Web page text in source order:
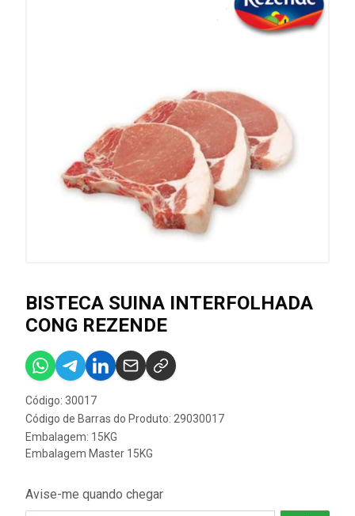
BISTECA SUINA INTERFOLHADA
CONG REZENDE
Código: 30017
Código de Barras do Produto: 29030017
Embalagem: 15KG
Embalagem Master 15KG
Avise-me quando chegar